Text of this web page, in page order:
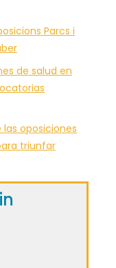
Parcs i
de salud en
oposiciones
triunfar